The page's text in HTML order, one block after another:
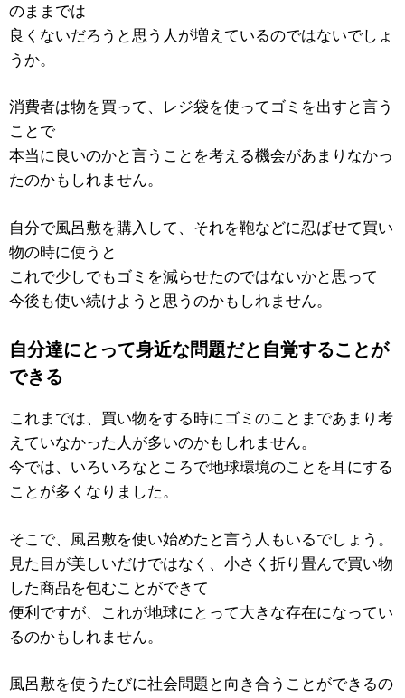
のままでは
良くないだろうと思う人が増えているのではないでしょ
うか。
消費者は物を買って、レジ袋を使ってゴミを出すと言う
ことで
本当に良いのかと言うことを考える機会があまりなかっ
たのかもしれません。
自分で風呂敷を購入して、それを鞄などに忍ばせて買い
物の時に使うと
これで少しでもゴミを減らせたのではないかと思って
今後も使い続けようと思うのかもしれません。
自分達にとって身近な問題だと自覚することが
できる
これまでは、買い物をする時にゴミのことまであまり考
えていなかった人が多いのかもしれません。
今では、いろいろなところで地球環境のことを耳にする
ことが多くなりました。
そこで、風呂敷を使い始めたと言う人もいるでしょう。
見た目が美しいだけではなく、小さく折り畳んで買い物
した商品を包むことができて
便利ですが、これが地球にとって大きな存在になってい
るのかもしれません。
風呂敷を使うたびに社会問題と向き合うことができるの